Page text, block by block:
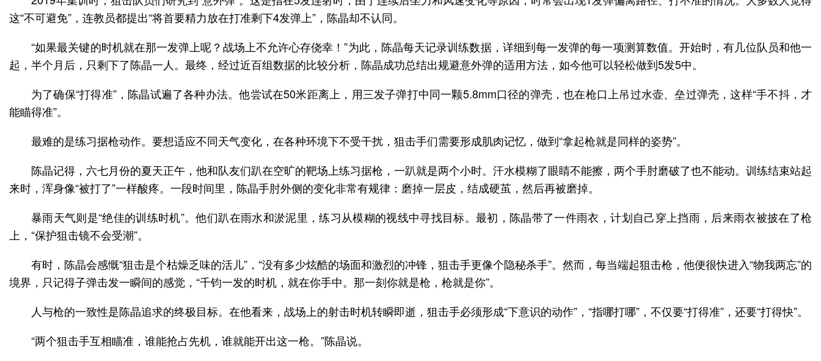
这“不可避免”，连教员都提出“将首要精力放在打准剩下4发弹上”，陈晶却不认同。
“如果最关键的时机就在那一发弹上呢？战场上不允许心存侥幸！”为此，陈晶每天记录训练数据，详细到每一发弹的每一项测算数值。开始时，有几位队员和他一
起，半个月后，只剩下了陈晶一人。最终，经过近百组数据的比较分析，陈晶成功总结出规避意外弹的适用方法，如今他可以轻松做到5发5中。
为了确保“打得准”，陈晶试遍了各种办法。他尝试在50米距离上，用三发子弹打中同一颗5.8mm口径的弹壳，也在枪口上吊过水壶、垒过弹壳，这样“手不抖，才
能瞄得准”。
最难的是练习据枪动作。要想适应不同天气变化，在各种环境下不受干扰，狙击手们需要形成肌肉记忆，做到“拿起枪就是同样的姿势”。
陈晶记得，六七月份的夏天正午，他和队友们趴在空旷的靶场上练习据枪，一趴就是两个小时。汗水模糊了眼睛不能擦，两个手肘磨破了也不能动。训练结束站起
来时，浑身像“被打了”一样酸疼。一段时间里，陈晶手肘外侧的变化非常有规律：磨掉一层皮，结成硬茧，然后再被磨掉。
暴雨天气则是“绝佳的训练时机”。他们趴在雨水和淤泥里，练习从模糊的视线中寻找目标。最初，陈晶带了一件雨衣，计划自己穿上挡雨，后来雨衣被披在了枪
上，“保护狙击镜不会受潮”。
有时，陈晶会感慨“狙击是个枯燥乏味的活儿”，“没有多少炫酷的场面和激烈的冲锋，狙击手更像个隐秘杀手”。然而，每当端起狙击枪，他便很快进入“物我两忘”的
境界，只记得子弹击发一瞬间的感觉，“千钧一发的时机，就在你手中。那一刻你就是枪，枪就是你”。
人与枪的一致性是陈晶追求的终极目标。在他看来，战场上的射击时机转瞬即逝，狙击手必须形成“下意识的动作”，“指哪打哪”，不仅要“打得准”，还要“打得快”。
“两个狙击手互相瞄准，谁能抢占先机，谁就能开出这一枪。”陈晶说。